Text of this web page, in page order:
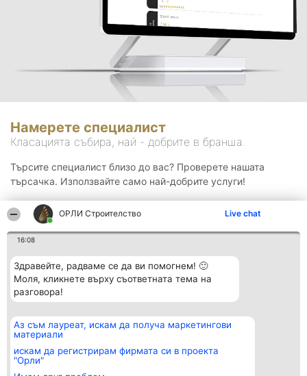
ОРЛИ Строителство Live chat
16:08
Здравейте, радваме се да ви помогнем! 🙂
Моля, кликнете върху съответната тема на
разговора!
Аз съм лауреат, искам да получа маркетингови
материали
искам да регистрирам фирмата си в проекта
"Орли"
Намерете специалист
Класацията събира, най - добрите в бранша.
Търсите специалист близо до вас? Проверете нашата
търсачка. Използвайте само най-добрите услуги!
Организатор на
класиране
BulevardulAleea Timișul De
Sus Nr. 2, Bl. A30, Sc. A, Et.
Класация
всички
Контакти